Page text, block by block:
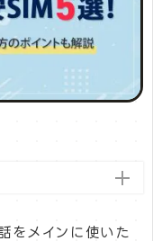
をメインに使いた